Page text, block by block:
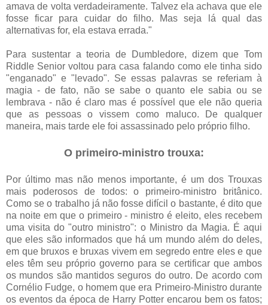
amava de volta verdadeiramente. Talvez ela achava que ele
fosse ficar para cuidar do filho. Mas seja lá qual das
alternativas for, ela estava errada."
Para sustentar a teoria de Dumbledore, dizem que Tom
Riddle Senior voltou para casa falando como ele tinha sido
"enganado" e "levado". Se essas palavras se referiam à
magia - de fato, não se sabe o quanto ele sabia ou se
lembrava - não é claro mas é possível que ele não queria
que as pessoas o vissem como maluco. De qualquer
maneira, mais tarde ele foi assassinado pelo próprio filho.
O primeiro-ministro trouxa:
Por último mas não menos importante, é um dos Trouxas
mais poderosos de todos: o primeiro-ministro britânico.
Como se o trabalho já não fosse difícil o bastante, é dito que
na noite em que o primeiro - ministro é eleito, eles recebem
uma visita do "outro ministro": o Ministro da Magia. É aqui
que eles são informados que há um mundo além do deles,
em que bruxos e bruxas vivem em segredo entre eles e que
eles têm seu próprio governo para se certificar que ambos
os mundos são mantidos seguros do outro. De acordo com
Cornélio Fudge, o homem que era Primeiro-Ministro durante
os eventos da época de Harry Potter encarou bem os fatos;